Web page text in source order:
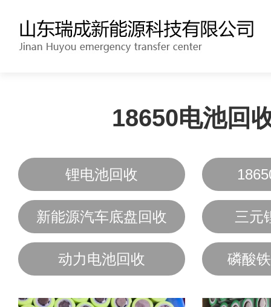
18650电池回
锂电池回收
新能源汽车底盘回收 三元
动力电池回收 磷酸